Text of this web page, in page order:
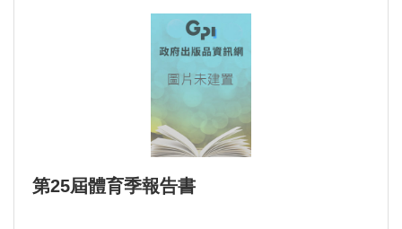
第25屆體育季報告書